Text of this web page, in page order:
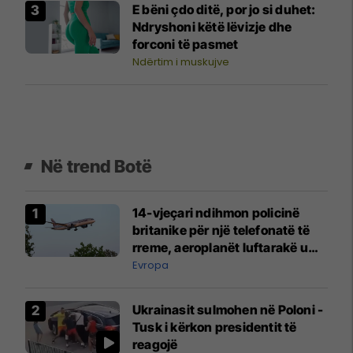
E bëni çdo ditë, por jo si duhet:
Ndryshoni këtë lëvizje dhe
forconi të pasmet
Ndërtim i muskujve
Në trend Botë
14-vjeçari ndihmon policinë
britanike për një telefonatë të
rreme, aeroplanët luftarakë u
ngritën në ajër për të
Mançesterit
Evropa
Ukrainasit sulmohen në Poloni -
Tusk i kërkon presidentit të
reagojë